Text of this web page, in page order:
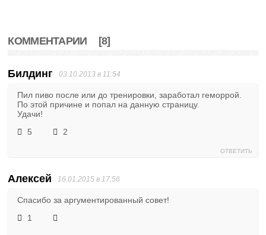
КОММЕНТАРИИ [8]
Билдинг 03.10.2013 в 11:54
Пил пиво после или до тренировки, заработал геморрой.
По этой причине и попал на данную страницу.
Удачи!
5
2
ОТВЕТИТЬ
Алексей 16.01.2015 в 17:56
Спасибо за аргументированный совет!
1